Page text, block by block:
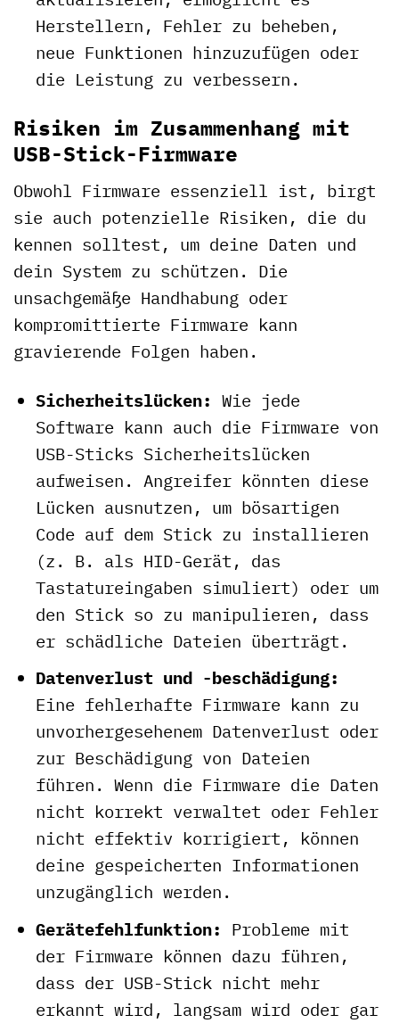
Herstellern, Fehler zu beheben,
neue Funktionen hinzuzufügen oder
die Leistung zu verbessern.
Risiken im Zusammenhang mit
USB-Stick-Firmware
Obwohl Firmware essenziell ist, birgt
sie auch potenzielle Risiken, die du
kennen solltest, um deine Daten und
dein System zu schützen. Die
unsachgemäße Handhabung oder
kompromittierte Firmware kann
gravierende Folgen haben.
Sicherheitslücken: Wie jede
Software kann auch die Firmware von
USB-Sticks Sicherheitslücken
aufweisen. Angreifer könnten diese
Lücken ausnutzen, um bösartigen
Code auf dem Stick zu installieren
(z. B. als HID-Gerät, das
Tastatureingaben simuliert) oder um
den Stick so zu manipulieren, dass
er schädliche Dateien überträgt.
Datenverlust und -beschädigung:
Eine fehlerhafte Firmware kann zu
unvorhergesehenem Datenverlust oder
zur Beschädigung von Dateien
führen. Wenn die Firmware die Daten
nicht korrekt verwaltet oder Fehler
nicht effektiv korrigiert, können
deine gespeicherten Informationen
unzugänglich werden.
Gerätefehlfunktion: Probleme mit
der Firmware können dazu führen,
dass der USB-Stick nicht mehr
erkannt wird, langsam wird oder gar